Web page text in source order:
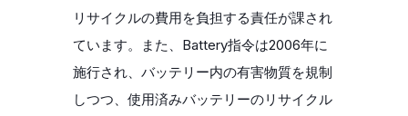
リサイクルの費用を負担する責任が課され
ています。また、Battery指令は2006年に
施行され、バッテリー内の有害物質を規制
しつつ、使用済みバッテリーのリサイクル